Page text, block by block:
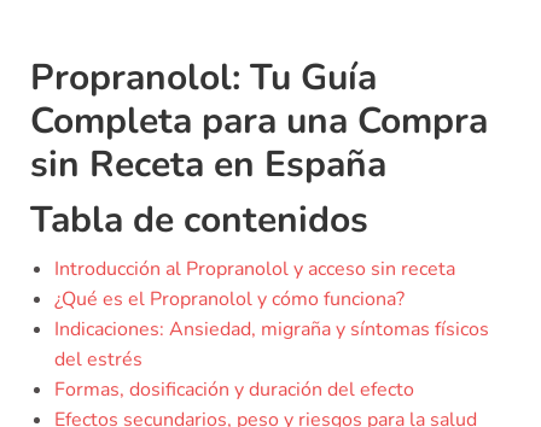
Propranolol: Tu Guía
Completa para una Compra
sin Receta en España
Tabla de contenidos
Introducción al Propranolol y acceso sin receta
¿Qué es el Propranolol y cómo funciona?
Indicaciones: Ansiedad, migraña y síntomas físicos
del estrés
Formas, dosificación y duración del efecto
Efectos secundarios, peso y riesgos para la salud